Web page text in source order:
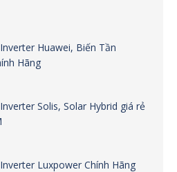
Huawei, Biến Tần
Hãng
Solis, Solar Hybrid giá rẻ
Luxpower Chính Hãng